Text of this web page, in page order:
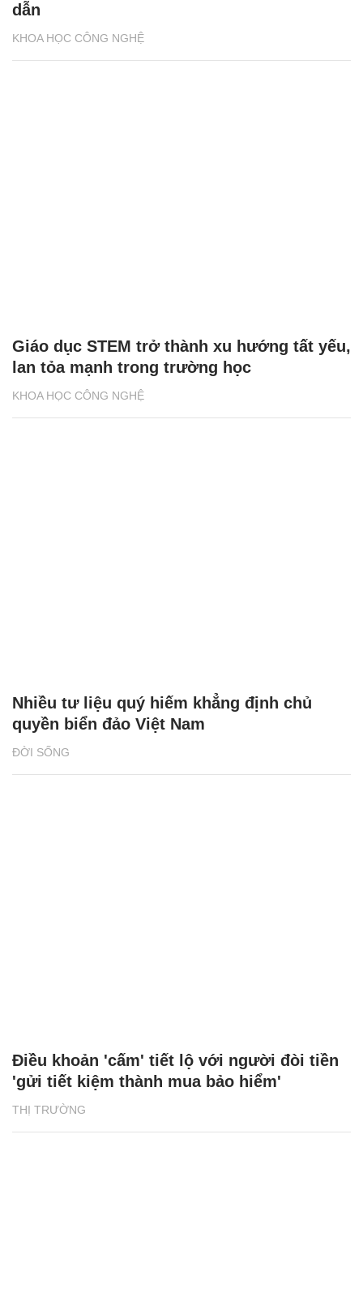
KHOA HỌC CÔNG NGHỆ
dẫn
KHOA HỌC CÔNG NGHỆ
Giáo dục STEM trở thành xu hướng tất yếu,
lan tỏa mạnh trong trường học
ĐỜI SỐNG
Nhiều tư liệu quý hiếm khẳng định chủ
quyền biển đảo Việt Nam
THỊ TRƯỜNG
Điều khoản 'cấm' tiết lộ với người đòi tiền
'gửi tiết kiệm thành mua bảo hiểm'